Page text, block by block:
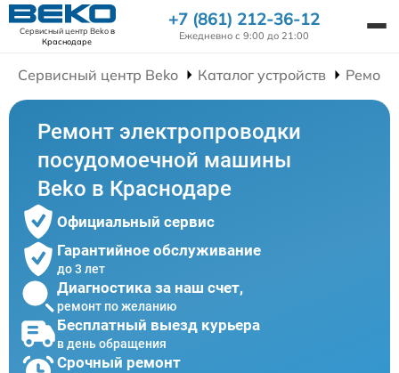
Сервисный центр Bekoв
Краснодаре
+7 (861) 212-36-12
Ежедневно с 9:00 до 21:00
Сервисный центр Beko Каталог устройств
Ремонт электропроводки
посудомоечной машины
Beko в Краснодаре
Официальный сервис
Гарантийное обслуживание
до 3 лет
Диагностика за наш счет,
ремонт по желанию
Бесплатный выезд курьера
в день обращения
Срочный ремонт